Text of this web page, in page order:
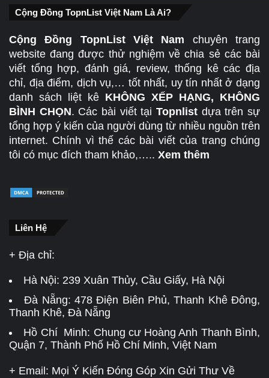
Cộng Đồng TopnList Việt Nam Là Ai?
Cộng Đồng TopnList Việt Nam chuyên trang
website đang được thử nghiệm về chia sẻ các bài
viết tổng hợp, đánh giá, review, thống kê các địa
chỉ, địa điểm, dịch vụ,… tốt nhất, uy tín nhất ở dạng
danh sách liệt kê KHÔNG XẾP HẠNG, KHÔNG
BÌNH CHỌN. Các bài viết tạiTopnlist dựa trên sự
tổng hợp ý kiến của người dùng từ nhiều nguồn trên
internet. Chính vì thế các bài viết của trang chúng
tôi có mục đích tham khảo,….. Xem thêm
Liên Hệ
+ Địa chỉ:
Hà Nội: 239 Xuân Thủy, Cầu Giấy, Hà Nội
Đà Nẵng:478 Điện Biên Phủ, Thanh Khê Đông,
Thanh Khê, Đà Nẵng
Hồ Chí Minh: Chung cư Hoàng Anh Thanh Bình,
Quận 7, Thành Phố Hồ Chí Minh, Việt Nam
+ Email: Mọi Ý Kiến Đóng Góp Xin Gửi Thư Về